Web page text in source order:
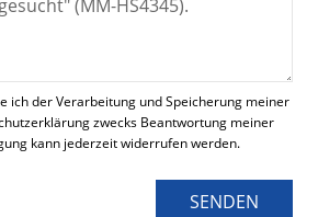
ich der Verarbeitung und Speicherung meiner
zwecks Beantwortung meiner
kann jederzeit widerrufen werden.
SENDEN